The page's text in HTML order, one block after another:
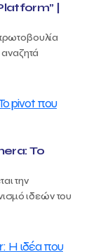
|
Το
την
ιδεών του